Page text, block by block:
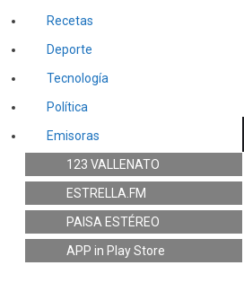
ECONÓMICAS
Recetas
Deporte
Tecnología
Política
Emisoras
123 VALLENATO
ESTRELLA.FM
PAISA ESTÉREO
APP in Play Store